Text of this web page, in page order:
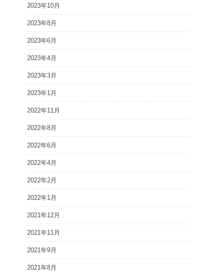
2023年10月
2023年8月
2023年6月
2023年4月
2023年3月
2023年1月
2022年11月
2022年8月
2022年6月
2022年4月
2022年2月
2022年1月
2021年12月
2021年11月
2021年9月
2021年8月